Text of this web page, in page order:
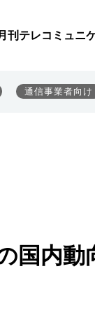
刊テレコミュニ
通信事業者向け
国内動